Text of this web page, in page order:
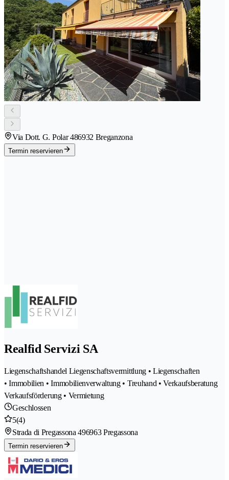
Via Dott. G. Polar 486932 Breganzona
Termin reservieren
Realfid Servizi SA
Liegenschaftshandel Liegenschaftsvermittlung • Liegenschaften
• Immobilien • Immobilienverwaltung • Treuhand • Verkaufsberatung
Verkaufsförderung • Vermietung
Geschlossen
5(4)
Strada di Pregassona 496963 Pregassona
Termin reservieren